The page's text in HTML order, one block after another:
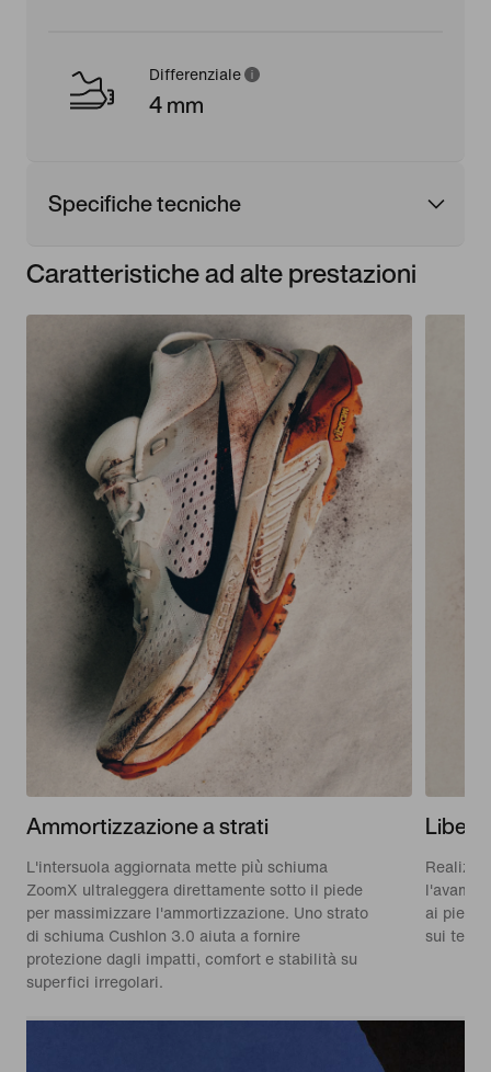
Differenziale
4 mm
Specifiche tecniche
Caratteristiche ad alte prestazioni
Ammortizzazione a strati
L'intersuola aggiornata mette più schiuma
ZoomX ultraleggera direttamente sotto il piede
per massimizzare l'ammortizzazione. Uno strato
di schiuma Cushlon 3.0 aiuta a fornire
protezione dagli impatti, comfort e stabilità su
superfici irregolari.
ai piedi
sui